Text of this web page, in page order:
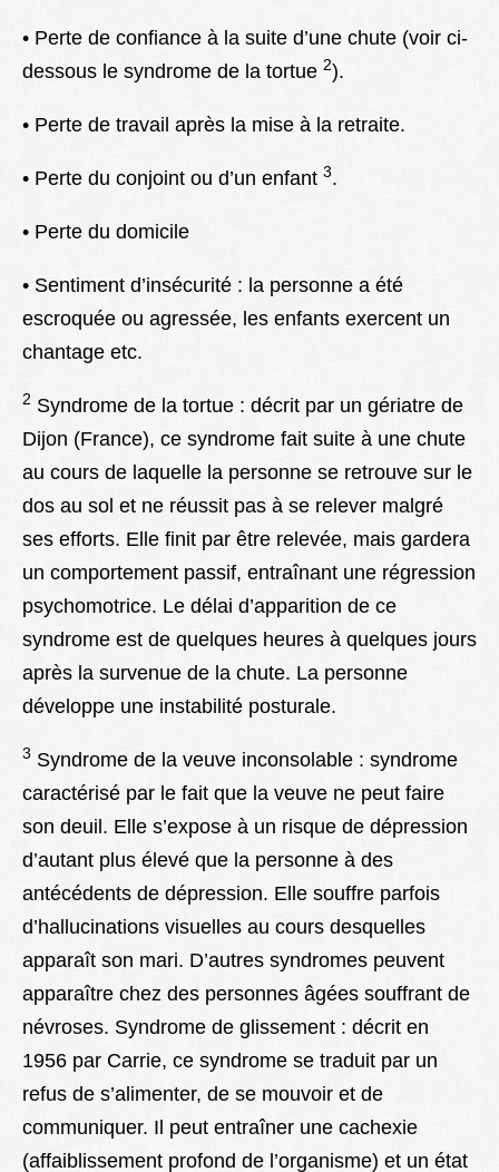
• Perte de confiance à la suite d’une chute (voir ci-
dessous le syndrome de la tortue 2).
• Perte de travail après la mise à la retraite.
• Perte du conjoint ou d’un enfant 3.
• Perte du domicile
• Sentiment d’insécurité : la personne a été
escroquée ou agressée, les enfants exercent un
chantage etc.
2 Syndrome de la tortue : décrit par un gériatre de
Dijon (France), ce syndrome fait suite à une chute
au cours de laquelle la personne se retrouve sur le
dos au sol et ne réussit pas à se relever malgré
ses efforts. Elle finit par être relevée, mais gardera
un comportement passif, entraînant une régression
psychomotrice. Le délai d’apparition de ce
syndrome est de quelques heures à quelques jours
après la survenue de la chute. La personne
développe une instabilité posturale.
3 Syndrome de la veuve inconsolable : syndrome
caractérisé par le fait que la veuve ne peut faire
son deuil. Elle s’expose à un risque de dépression
d’autant plus élevé que la personne à des
antécédents de dépression. Elle souffre parfois
d’hallucinations visuelles au cours desquelles
apparaît son mari. D’autres syndromes peuvent
apparaître chez des personnes âgées souffrant de
névroses. Syndrome de glissement : décrit en
1956 par Carrie, ce syndrome se traduit par un
refus de s’alimenter, de se mouvoir et de
communiquer. Il peut entraîner une cachexie
(affaiblissement profond de l’organisme) et un état